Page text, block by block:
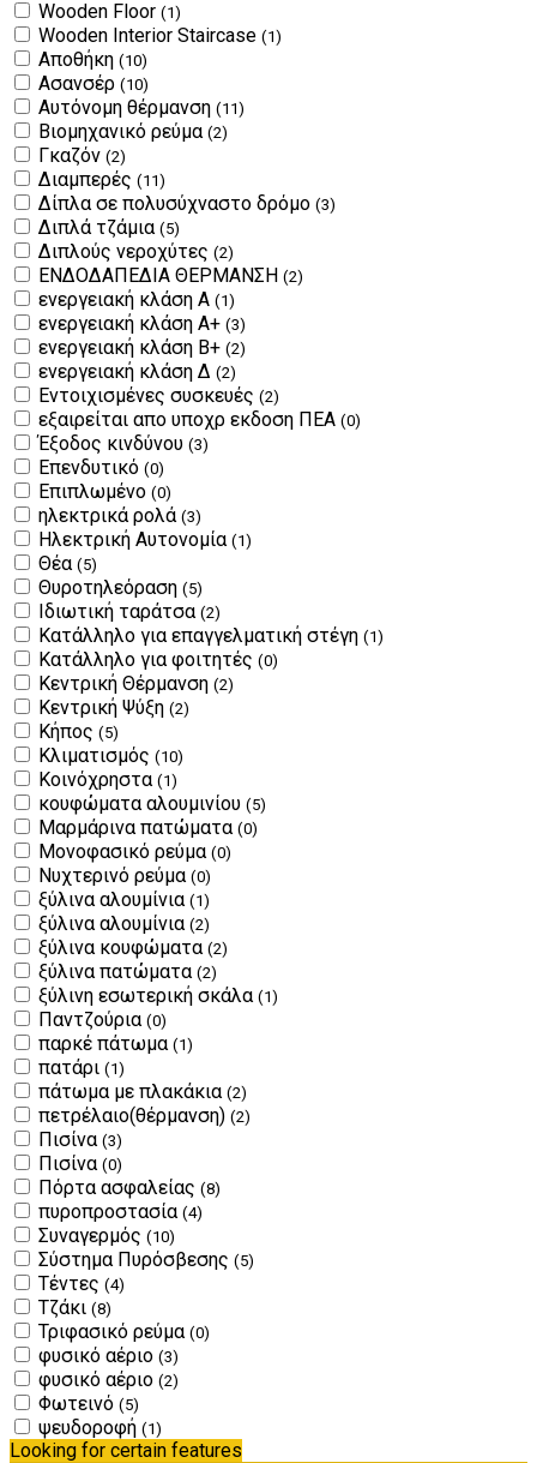
Wooden Floor (1)
Wooden Interior Staircase (1)
Αποθήκη (10)
Ασανσέρ (10)
Αυτόνομη θέρμανση (11)
Βιομηχανικό ρεύμα (2)
Γκαζόν (2)
Διαμπερές (11)
Δίπλα σε πολυσύχναστο δρόμο (3)
Διπλά τζάμια (5)
Διπλούς νεροχύτες (2)
ΕΝΔΟΔΑΠΕΔΙΑ ΘΕΡΜΑΝΣΗ (2)
ενεργειακή κλάση Α (1)
ενεργειακή κλάση Α+ (3)
ενεργειακή κλάση Β+ (2)
ενεργειακή κλάση Δ (2)
Εντοιχισμένες συσκευές (2)
εξαιρείται απο υποχρ εκδοση ΠΕΑ (0)
Έξοδος κινδύνου (3)
Επενδυτικό (0)
Επιπλωμένο (0)
ηλεκτρικά ρολά (3)
Ηλεκτρική Αυτονομία (1)
Θέα (5)
Θυροτηλεόραση (5)
Ιδιωτική ταράτσα (2)
Κατάλληλο για επαγγελματική στέγη (1)
Κατάλληλο για φοιτητές (0)
Κεντρική Θέρμανση (2)
Κεντρική Ψύξη (2)
Κήπος (5)
Κλιματισμός (10)
Κοινόχρηστα (1)
κουφώματα αλουμινίου (5)
Μαρμάρινα πατώματα (0)
Μονοφασικό ρεύμα (0)
Νυχτερινό ρεύμα (0)
ξύλινα αλουμίνια (1)
ξύλινα αλουμίνια (2)
ξύλινα κουφώματα (2)
ξύλινα πατώματα (2)
ξύλινη εσωτερική σκάλα (1)
Παντζούρια (0)
παρκέ πάτωμα (1)
πατάρι (1)
πάτωμα με πλακάκια (2)
πετρέλαιο(θέρμανση) (2)
Πισίνα (3)
Πισίνα (0)
Πόρτα ασφαλείας (8)
πυροπροστασία (4)
Συναγερμός (10)
Σύστημα Πυρόσβεσης (5)
Τέντες (4)
Τζάκι (8)
Τριφασικό ρεύμα (0)
φυσικό αέριο (3)
φυσικό αέριο (2)
Φωτεινό (5)
ψευδοροφή (1)
Looking for certain features